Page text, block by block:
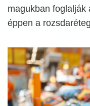
magukban foglalják
éppen a